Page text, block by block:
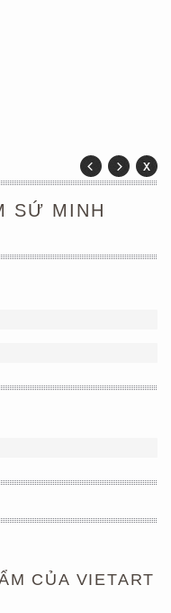
SỨ MINH
CỦA VIETART